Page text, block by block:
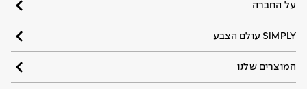
על החברה
SIMPLY עולם הצבע
המוצרים שלנו